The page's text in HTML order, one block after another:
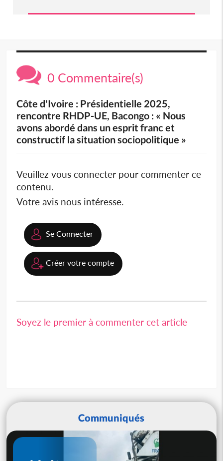
0 Commentaire(s)
Côte d'Ivoire : Présidentielle 2025,
rencontre RHDP-UE, Bacongo : « Nous
avons abordé dans un esprit franc et
constructif la situation sociopolitique »
Veuillez vous connecter pour commenter ce
contenu.
Votre avis nous intéresse.
Se Connecter
Créer votre compte
Soyez le premier à commenter cet article
Communiqués